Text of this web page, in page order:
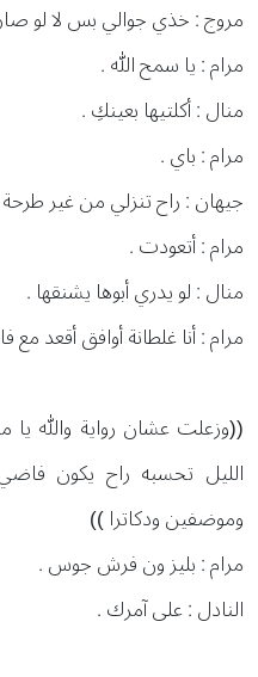
مروج : خذي جوالي بس لا لو
مرام : يا سمح الله .
منال : أكلتيها بعينكِ .
مرام : باي .
جيهان : راح تنزلي من غير
مرام : أتعودت .
منال : لو يدري أبوها يشنقها .
مرام : أنا غلطانة أوافق أقعد
((وزعلت عشان رواية والله
الليل تحسبه راح يكون
وموضفين ودكاترا ))
مرام : بليز ون فرش جوس .
النادل : على آمرك .